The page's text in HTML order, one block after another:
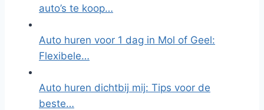
auto’s te koop…
Auto huren voor 1 dag in Mol of Geel:
Flexibele…
Auto huren dichtbij mij: Tips voor de
beste…